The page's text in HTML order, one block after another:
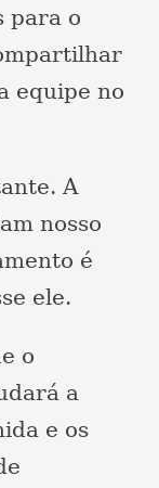
para o
equipe no
A
nosso
é
ele.
o
a
e os